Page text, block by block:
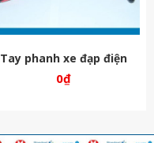
Tay phanh xe đạp điện
0₫